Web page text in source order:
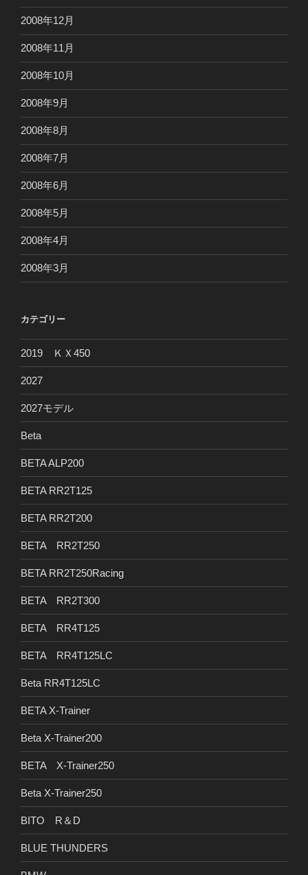
2008年12月
2008年11月
2008年10月
2008年9月
2008年8月
2008年7月
2008年6月
2008年5月
2008年4月
2008年3月
カテゴリー
2019 ＫＸ450
2027
2027モデル
Beta
BETA ALP200
BETA RR2T125
BETA RR2T200
BETA RR2T250
BETA RR2T250Racing
BETA RR2T300
BETA RR4T125
BETA RR4T125LC
Beta RR4T125LC
BETA X-Trainer
Beta X-Trainer200
BETA X-Trainer250
Beta X-Trainer250
BITO R＆D
BLUE THUNDERS